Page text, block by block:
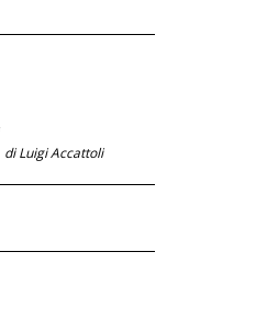
di Luigi Accattoli